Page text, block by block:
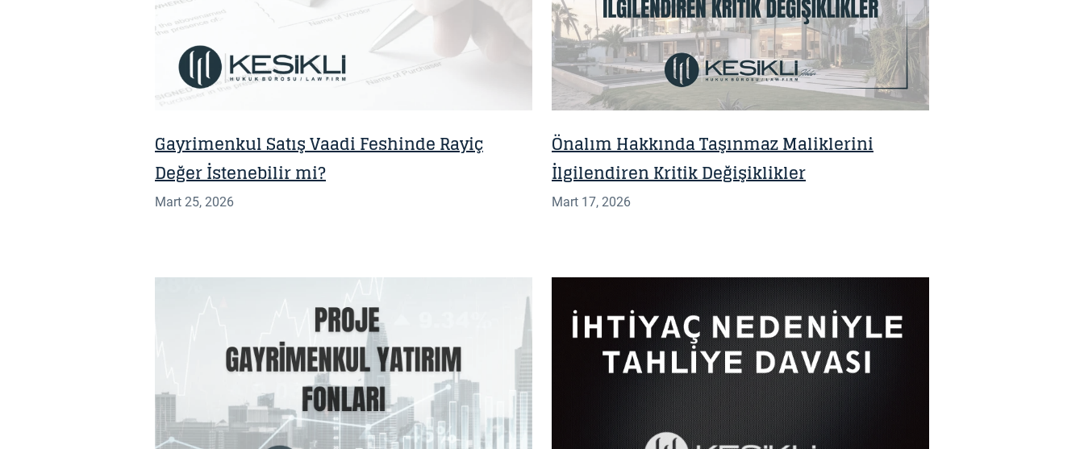
Gayrimenkul Satış Vaadi Feshinde Rayiç
Değer İstenebilir mi?
Mart 25, 2026
Önalım Hakkında Taşınmaz Maliklerini
İlgilendiren Kritik Değişiklikler
Mart 17, 2026